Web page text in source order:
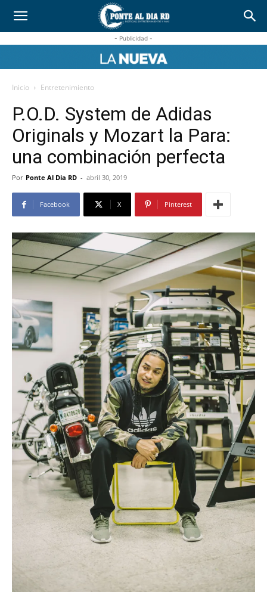
- Publicidad -
Inicio Entretenimiento
P.O.D. System de Adidas
Originals y Mozart la Para:
una combinación perfecta
Por Ponte Al Dia RD - abril 30, 2019
Facebook X Pinterest